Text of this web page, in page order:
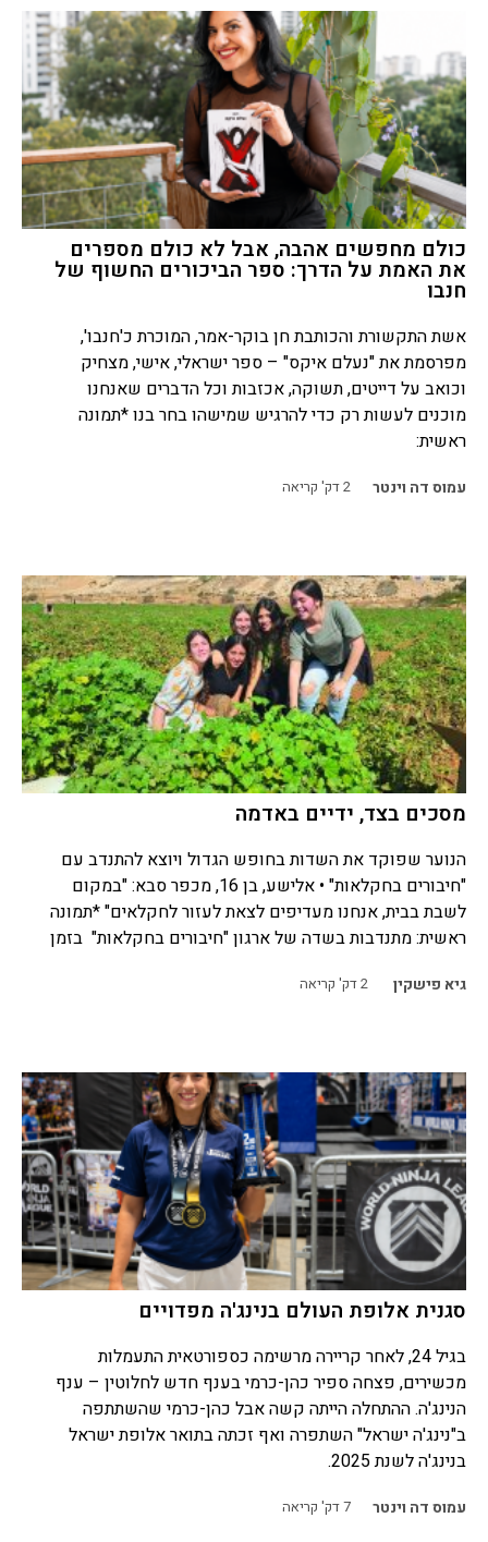
כולם מחפשים אהבה, אבל לא כולם מספרים
את האמת על הדרך: ספר הביכורים החשוף של
חנבו
אשת התקשורת והכותבת חן בוקר-אמר, המוכרת כ'חנבו',
מפרסמת את "נעלם איקס" – ספר ישראלי, אישי, מצחיק
וכואב על דייטים, תשוקה, אכזבות וכל הדברים שאנחנו
מוכנים לעשות רק כדי להרגיש שמישהו בחר בנו *תמונה
ראשית:
עמוס דה וינטר 2דק' קריאה
מסכים בצד, ידיים באדמה
הנוער שפוקד את השדות בחופש הגדול ויוצא להתנדב עם
"חיבורים בחקלאות" • אלישע, בן 16, מכפר סבא: "במקום
לשבת בבית, אנחנו מעדיפים לצאת לעזור לחקלאים" *תמונה
ראשית: מתנדבות בשדה של ארגון "חיבורים בחקלאות" בזמן
גיא פישקין 2דק' קריאה
סגנית אלופת העולם בנינג'ה מפדויים
בגיל 24, לאחר קריירה מרשימה כספורטאית התעמלות
מכשירים, פצחה ספיר כהן-כרמי בענף חדש לחלוטין – ענף
הנינג'ה. ההתחלה הייתה קשה אבל כהן-כרמי שהשתתפה
ב"נינג'ה ישראל" השתפרה ואף זכתה בתואר אלופת ישראל
בנינג'ה לשנת 2025.
עמוס דה וינטר 7דק' קריאה